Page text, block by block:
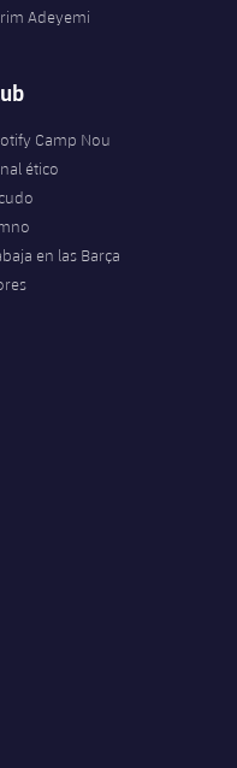
Adeyemi
Camp Nou
ético
en las Barça